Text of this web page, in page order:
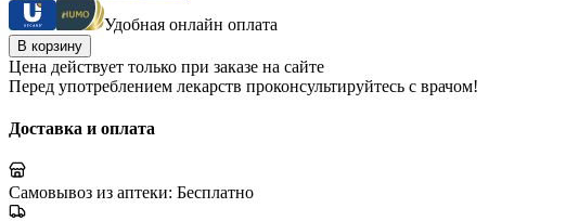
Удобная онлайн оплата
В корзину
Цена действует только при заказе на сайте
Перед употреблением лекарств проконсультируйтесь с врачом!
Доставка и оплата
Самовывоз из аптеки: Бесплатно